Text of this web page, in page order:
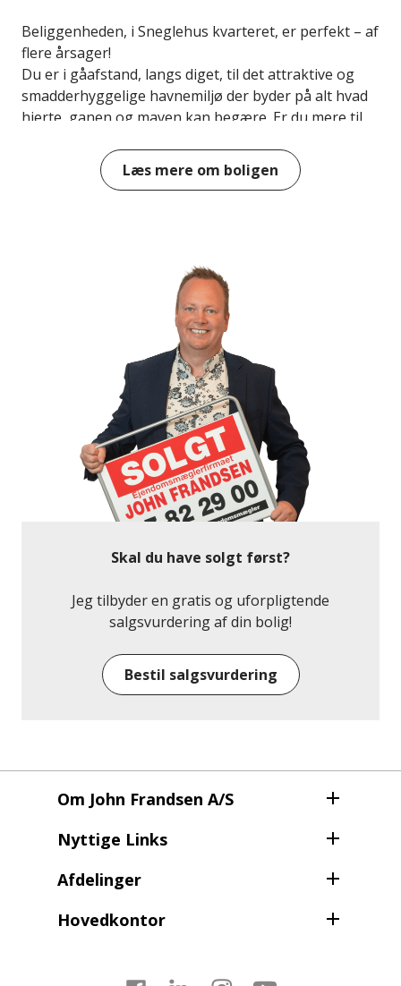
Beliggenheden, i Sneglehus kvarteret, er perfekt – af
flere årsager!
Du er i gåafstand, langs diget, til det attraktive og
smadderhyggelige havnemiljø der byder på alt hvad
hjerte, ganen og maven kan begære. Er du mere til
fortælling efterfulgt af et godt stykke hjemmebag i
Sneglehuset så er det lige i nærområdet – sidst men
Planløsningen er også spot on!
Indretningen i stueplanet er veldisponeret og de 173
kvm. rummer i stueplanet et stort værelse, entré,
luksus badeværelse med spabad en fordelingsgang
som agerer som stue/multirum – sidst finder vi en
nødvendighed, nemlig et rummeligt bryggers til
overtøjet og her ved finder du tilmed en lækker
sauna i det disponible rum.
Nu skal du holde fast……
Ejendommens 1. sal vil nemlig vælte dig omkuld med
med mest mulig plads til leverummet husets
med udsigt til havnen.Huset har selvfølgelig rig
mulighed for udnyttelse af solens stråler det meste
af dagen og der er flere valg i forhold til blæst – det
blæser ind i mellem i det fantastiske Thyborøn.
Læs mere om boligen
Skal du have solgt først?
Jeg tilbyder en gratis og uforpligtende
salgsvurdering af din bolig!
Bestil salgsvurdering
Om John Frandsen A/S
Nyttige Links
Afdelinger
Hovedkontor